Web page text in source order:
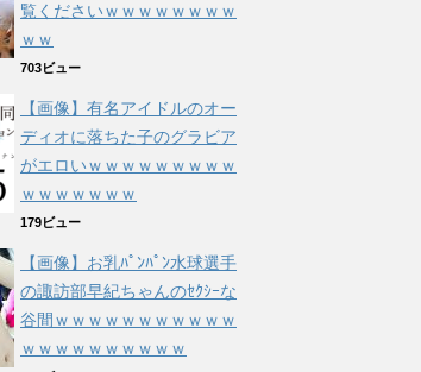
覧くださいｗｗｗｗｗｗｗｗ
ｗｗ
703ビュー
【画像】有名アイドルのオー
ディオに落ちた子のグラビア
がエロいｗｗｗｗｗｗｗｗｗ
ｗｗｗｗｗｗｗ
179ビュー
【画像】お乳ﾊﾟﾝﾊﾟﾝ水球選手
の諏訪部早紀ちゃんのｾｸｼｰな
谷間ｗｗｗｗｗｗｗｗｗｗｗ
ｗｗｗｗｗｗｗｗｗｗ